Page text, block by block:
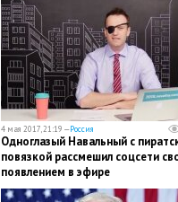
4 мая 2017, 21:19 —Россия
Одноглазый Навальный с
повязкой рассмешил соцсети
появлением в эфире